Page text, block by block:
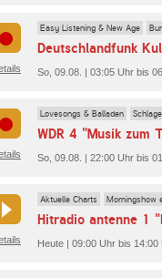
Easy Listening & New Age
Deutschlandfunk
So, 09.08. | 03:05 Uhr bis
Lovesongs & Balladen
WDR 4 "Musik zum
So, 09.08. | 22:00 Uhr bis
Aktuelle Charts Morningshow
Hitradio antenne 1
Heute | 09:00 Uhr bis